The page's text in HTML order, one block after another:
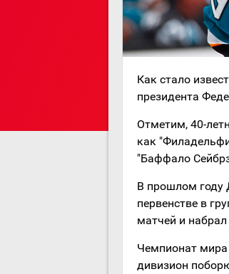
Как стало
президента
Отметим, 40-
как
"Баффало
В прошлом году
первенстве в
матчей и
Чемпионат мира
дивизион